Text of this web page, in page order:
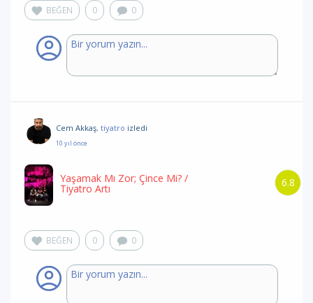
BEĞEN 0 0
Cem Akkaş, tiyatro izledi
10 yıl önce
6.8
Yaşamak Mı Zor; Çince Mi? /
Tiyatro Artı
BEĞEN 0 0